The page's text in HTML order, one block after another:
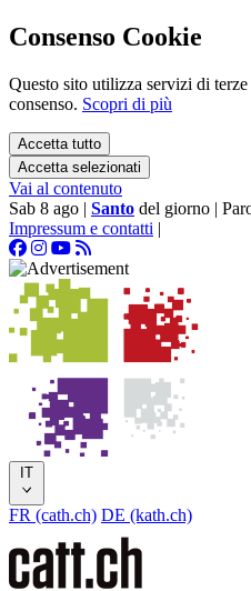
Consenso Cookie
Questo sito utilizza servizi di
consenso. Scopri di più
Accetta tutto
Accetta selezionati
Vai al contenuto
Sab 8 ago | Santo del giorno |
Impressum e contatti |
IT
FR (cath.ch) DE (kath.ch)